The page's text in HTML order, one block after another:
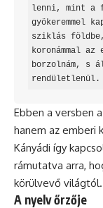
lenni, mint a
gyökeremmel
sziklás
koronámmal az
borzolnám, s
rendületlenül.
Ebben a versben
hanem az emberi
Kányádi így
rámutatva arra,
körülvevő világtól.
A nyelv őrzője